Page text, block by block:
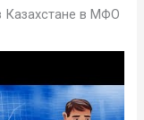
Казахстане в МФО